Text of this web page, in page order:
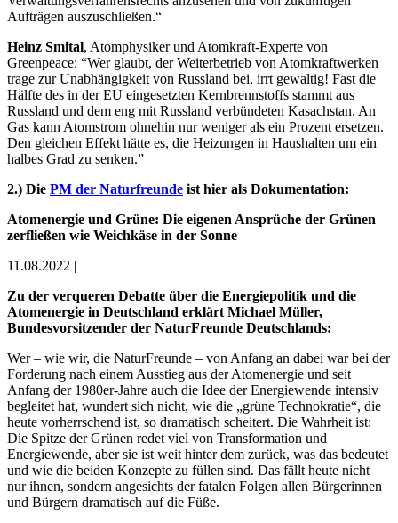
Aufträgen auszuschließen.“
Heinz Smital, Atomphysiker und Atomkraft-Experte von
Greenpeace: “Wer glaubt, der Weiterbetrieb von Atomkraftwerken
trage zur Unabhängigkeit von Russland bei, irrt gewaltig! Fast die
Hälfte des in der EU eingesetzten Kernbrennstoffs stammt aus
Russland und dem eng mit Russland verbündeten Kasachstan. An
Gas kann Atomstrom ohnehin nur weniger als ein Prozent ersetzen.
Den gleichen Effekt hätte es, die Heizungen in Haushalten um ein
halbes Grad zu senken.”
2.) Die PM der Naturfreunde ist hier als Dokumentation:
Atomenergie und Grüne: Die eigenen Ansprüche der Grünen
zerfließen wie Weichkäse in der Sonne
11.08.2022 |
Zu der verqueren Debatte über die Energiepolitik und die
Atomenergie in Deutschland erklärt Michael Müller,
Bundesvorsitzender der NaturFreunde Deutschlands:
Wer – wie wir, die NaturFreunde – von Anfang an dabei war bei der
Forderung nach einem Ausstieg aus der Atomenergie und seit
Anfang der 1980er-Jahre auch die Idee der Energiewende intensiv
begleitet hat, wundert sich nicht, wie die „grüne Technokratie“, die
heute vorherrschend ist, so dramatisch scheitert. Die Wahrheit ist:
Die Spitze der Grünen redet viel von Transformation und
Energiewende, aber sie ist weit hinter dem zurück, was das bedeutet
und wie die beiden Konzepte zu füllen sind. Das fällt heute nicht
nur ihnen, sondern angesichts der fatalen Folgen allen Bürgerinnen
und Bürgern dramatisch auf die Füße.